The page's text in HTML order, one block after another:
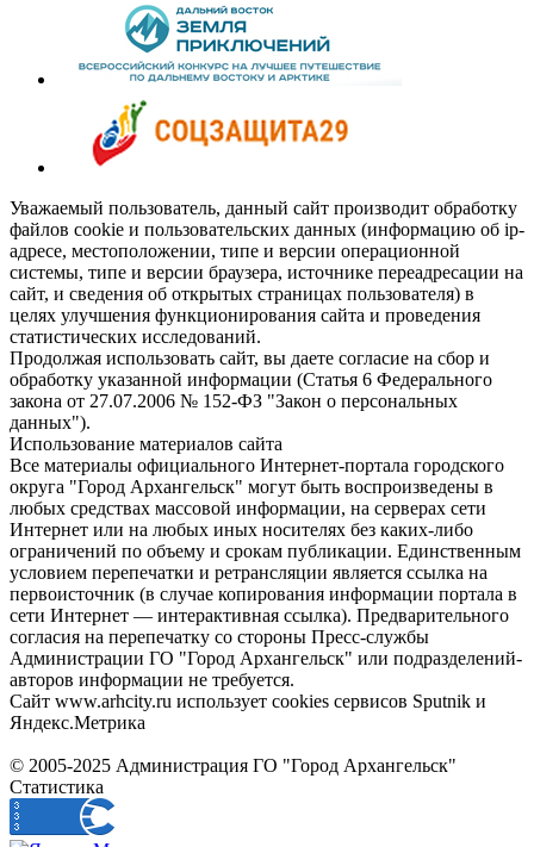
Уважаемый пользователь, данный сайт производит обработку
файлов cookie и пользовательских данных (информацию об ip-
адресе, местоположении, типе и версии операционной
системы, типе и версии браузера, источнике переадресации на
сайт, и сведения об открытых страницах пользователя) в
целях улучшения функционирования сайта и проведения
статистических исследований.
Продолжая использовать сайт, вы даете согласие на сбор и
обработку указанной информации (Статья 6 Федерального
закона от 27.07.2006 № 152-ФЗ "Закон о персональных
данных").
Использование материалов сайта
Все материалы официального Интернет-портала городского
округа "Город Архангельск" могут быть воспроизведены в
любых средствах массовой информации, на серверах сети
Интернет или на любых иных носителях без каких-либо
ограничений по объему и срокам публикации. Единственным
условием перепечатки и ретрансляции является ссылка на
первоисточник (в случае копирования информации портала в
сети Интернет — интерактивная ссылка). Предварительного
согласия на перепечатку со стороны Пресс-службы
Администрации ГО "Город Архангельск" или подразделений-
авторов информации не требуется.
Сайт www.arhcity.ru использует cookies сервисов Sputnik и
Яндекс.Метрика
© 2005-2025 Администрация ГО "Город Архангельск"
Статистика